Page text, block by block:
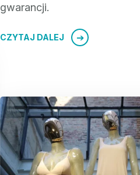
gwarancji.
CZYTAJ DALEJ